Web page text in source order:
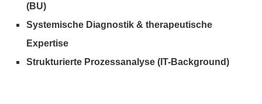
(BU)
Systemische Diagnostik & therapeutische
Expertise
Strukturierte Prozessanalyse (IT-Background)